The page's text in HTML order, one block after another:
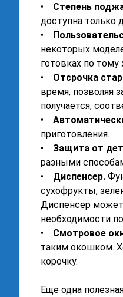
• Степень
доступна только
•
некоторых
готовках по тому
• Отсрочка
время, позволяя
получается,
•
приготовления.
• Защита от
разными
• Диспенсер.
сухофрукты,
Диспенсер
необходимости
• Смотровое
таким окошком.
корочку.
Еще одна